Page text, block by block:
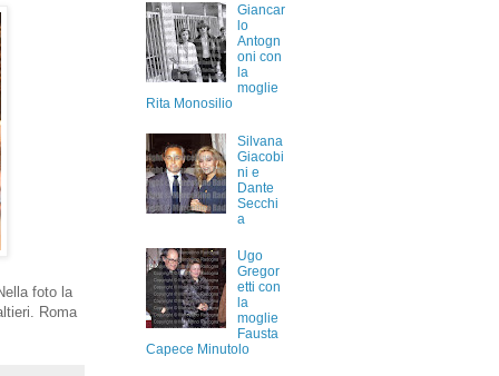
foto la
Roma
Giancar
lo
Antogn
oni con
la
moglie
Rita Monosilio
Silvana
Giacobi
ni e
Dante
Secchi
a
Ugo
Gregor
etti con
la
moglie
Fausta
Capece Minutolo